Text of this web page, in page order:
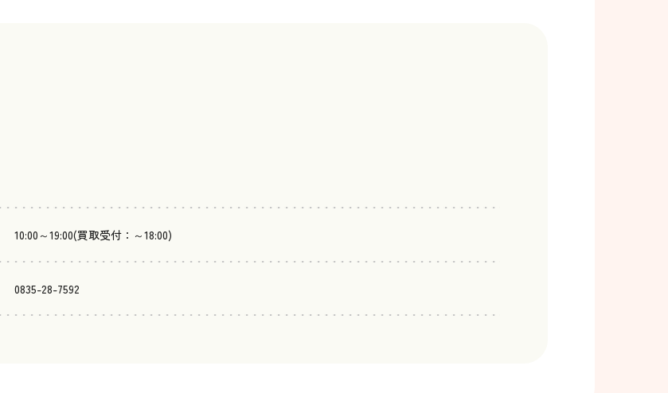
10:00～19:00(買取受付：～18:00)
0835-28-7592